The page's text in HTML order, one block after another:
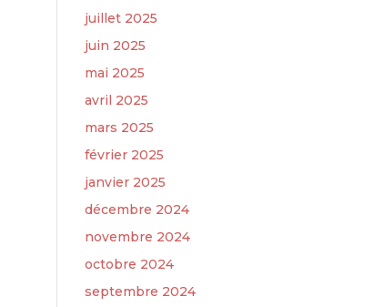
juillet 2025
juin 2025
mai 2025
avril 2025
mars 2025
février 2025
janvier 2025
décembre 2024
novembre 2024
octobre 2024
septembre 2024